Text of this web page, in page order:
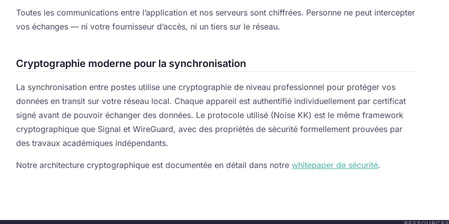
Toutes les communications entre l’application et nos serveurs sont chiffrées. Personne ne peut intercepter
vos échanges — ni votre fournisseur d’accès, ni un tiers sur le réseau.
Cryptographie moderne pour la synchronisation
La synchronisation entre postes utilise une cryptographie de niveau professionnel pour protéger vos
données en transit sur votre réseau local. Chaque appareil est authentifié individuellement par certificat
signé avant de pouvoir échanger des données. Le protocole utilisé (Noise KK) est le même framework
cryptographique que Signal et WireGuard, avec des propriétés de sécurité formellement prouvées par
des travaux académiques indépendants.
Notre architecture cryptographique est documentée en détail dans notre whitepaper de sécurité.